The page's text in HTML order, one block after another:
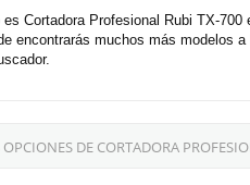
es Cortadora Profesional Rubi TX-
encontrarás muchos más modelos
DE CORTADORA